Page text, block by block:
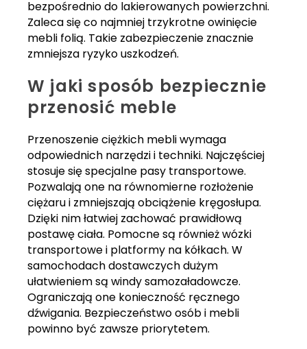
bezpośrednio do lakierowanych powierzchni.
Zaleca się co najmniej trzykrotne owinięcie
mebli folią. Takie zabezpieczenie znacznie
zmniejsza ryzyko uszkodzeń.
W jaki sposób bezpiecznie
przenosić meble
Przenoszenie ciężkich mebli wymaga
odpowiednich narzędzi i techniki. Najczęściej
stosuje się specjalne pasy transportowe.
Pozwalają one na równomierne rozłożenie
ciężaru i zmniejszają obciążenie kręgosłupa.
Dzięki nim łatwiej zachować prawidłową
postawę ciała. Pomocne są również wózki
transportowe i platformy na kółkach. W
samochodach dostawczych dużym
ułatwieniem są windy samozaładowcze.
Ograniczają one konieczność ręcznego
dźwigania. Bezpieczeństwo osób i mebli
powinno być zawsze priorytetem.